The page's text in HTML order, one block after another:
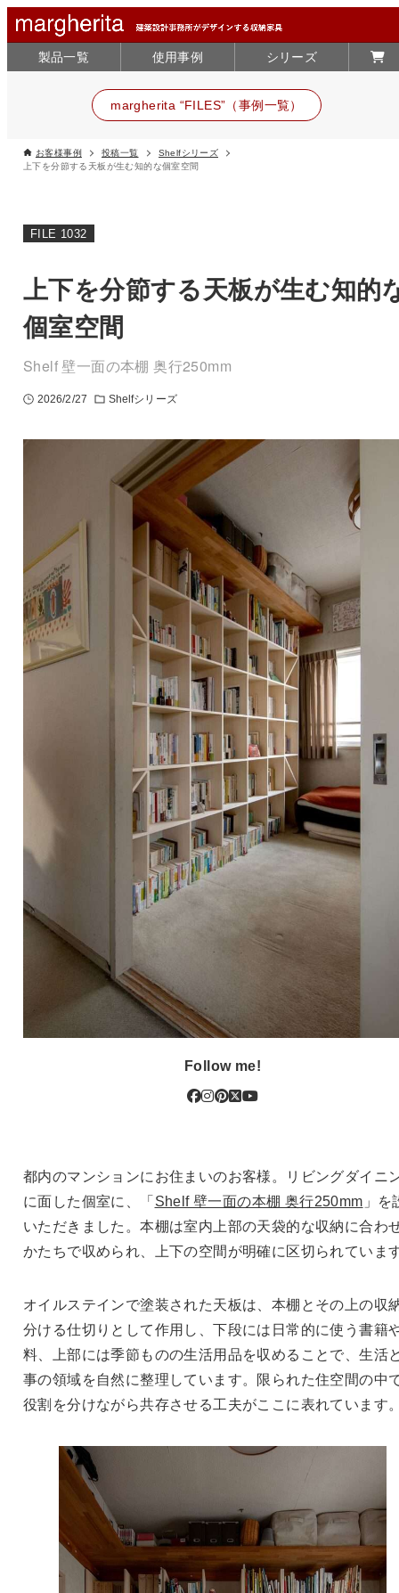
製品一覧 使用事例 シリーズ
margherita “FILES”（事例一覧）
お客様事例 投稿一覧
Shelfシリーズ
上下を分節する天板が生む知的な個室空間
FILE 1032
上下を分節する天板が生む知的
個室空間
Shelf 壁一面の本棚 奥行250mm
2026/2/27 Shelfシリーズ
Follow me!
都内のマンションにお住まいのお客様。リビングダイニ
に面した個室に、「 Shelf 壁一面の本棚 奥行250mm 」を
いただきました。本棚は室内上部の天袋的な収納に合わ
かたちで収められ、上下の空間が明確に区切られていま
オイルステインで塗装された天板は、本棚とその上の収
分ける仕切りとして作用し、下段には日常的に使う書籍
料、上部には季節ものの生活用品を収めることで、生活
事の領域を自然に整理しています。限られた住空間の中
役割を分けながら共存させる工夫がここに表れています